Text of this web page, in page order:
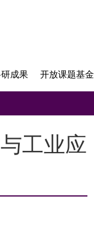
成果 开放课题基金
工业应